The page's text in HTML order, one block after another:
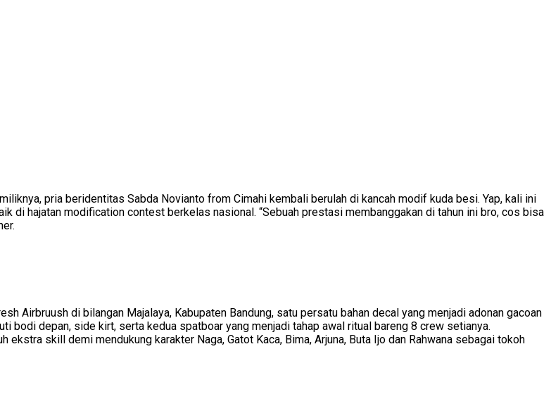
pria beridentitas Sabda Novianto from Cimahi kembali berulah di kancah modif kuda besi. Yap, kali ini
hajatan modification contest berkelas nasional. “Sebuah prestasi membanggakan di tahun ini bro, cos bisa
Airbruush di bilangan Majalaya, Kabupaten Bandung, satu persatu bahan decal yang menjadi adonan gacoan
bodi depan, side kirt, serta kedua spatboar yang menjadi tahap awal ritual bareng 8 crew setianya.
skill demi mendukung karakter Naga, Gatot Kaca, Bima, Arjuna, Buta Ijo dan Rahwana sebagai tokoh